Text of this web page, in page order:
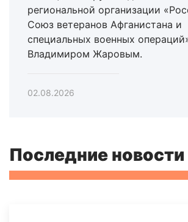
региональной организации
Союз ветеранов Афганистана и
специальных военных
Владимиром Жаровым.
02.08.2026
Последние новости